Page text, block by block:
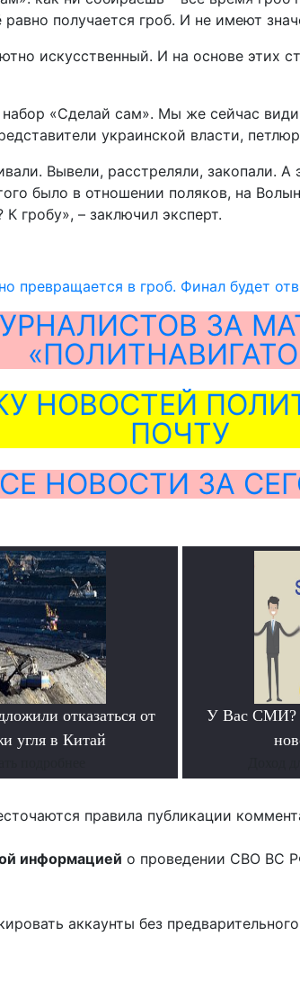
получается гроб. И не имеют
искусственный. И на основе этих
«Сделай сам». Мы же сейчас
украинской власти,
Вывели, расстреляли, закопали.
было в отношении поляков, на
гробу», – заключил эксперт.
превращается в гроб. Финал будет
ЗА
НОВОСТЕЙ
ПОЧТУ
НОВОСТИ ЗА
отказаться от
угля в Китай
У Вас СМИ?
правила публикации
информацией о проведении СВО ВС
аккаунты без